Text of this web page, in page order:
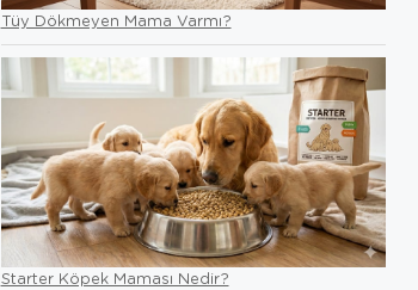
Tüy Dökmeyen Mama Varmı?
Starter Köpek Maması Nedir?